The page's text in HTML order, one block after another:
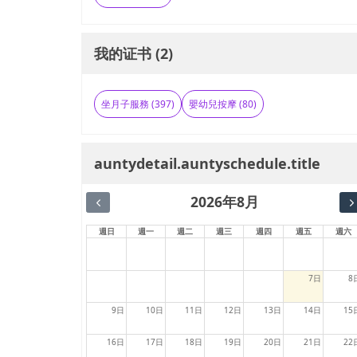
我的证书 (2)
坐月子服務 (397) 嬰幼兒按摩 (80)
auntydetail.auntyschedule.title
2026年8月
週日 週一 週二 週三 週四 週五 週六
7日 8
9日 10日 11日 12日 13日 14日 15
16日 17日 18日 19日 20日 21日 22